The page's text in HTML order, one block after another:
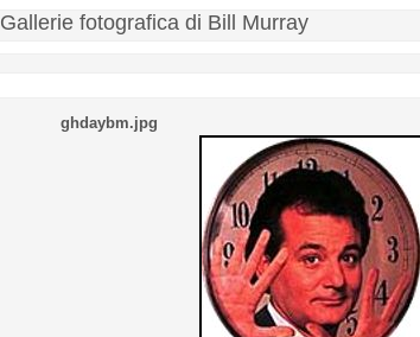
Gallerie fotografica di Bill Murray
ghdaybm.jpg